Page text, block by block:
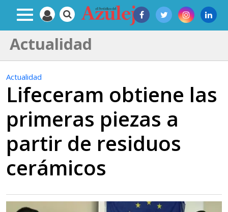
Actualidad
Actualidad
Lifeceram obtiene las
primeras piezas a
partir de residuos
cerámicos